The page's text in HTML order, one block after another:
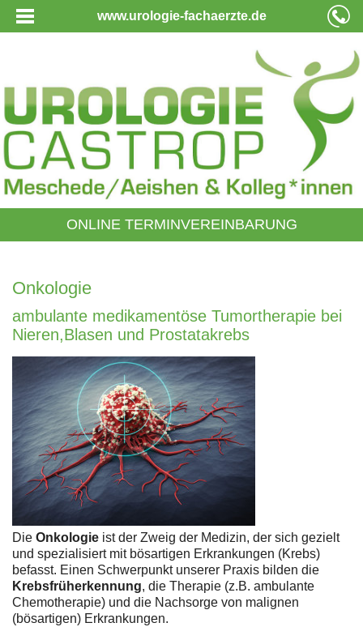
www.urologie-fachaerzte.de
ONLINE TERMINVEREINBARUNG
Onkologie
ambulante medikamentöse Tumortherapie bei
Nieren,Blasen und Prostatakrebs
Die Onkologie ist der Zweig der Medizin, der sich gezielt
und spezialisiert mit bösartigen Erkrankungen (Krebs)
befasst. Einen Schwerpunkt unserer Praxis bilden die
Krebsfrüherkennung, die Therapie (z.B. ambulante
Chemotherapie) und die Nachsorge von malignen
(bösartigen) Erkrankungen.